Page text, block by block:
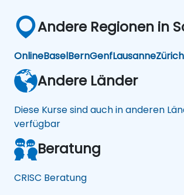
Andere Regionen in
OnlineBaselBernGenfLausanneZürich
Andere Länder
Diese Kurse sind auch in anderen
verfügbar
Beratung
CRISC Beratung